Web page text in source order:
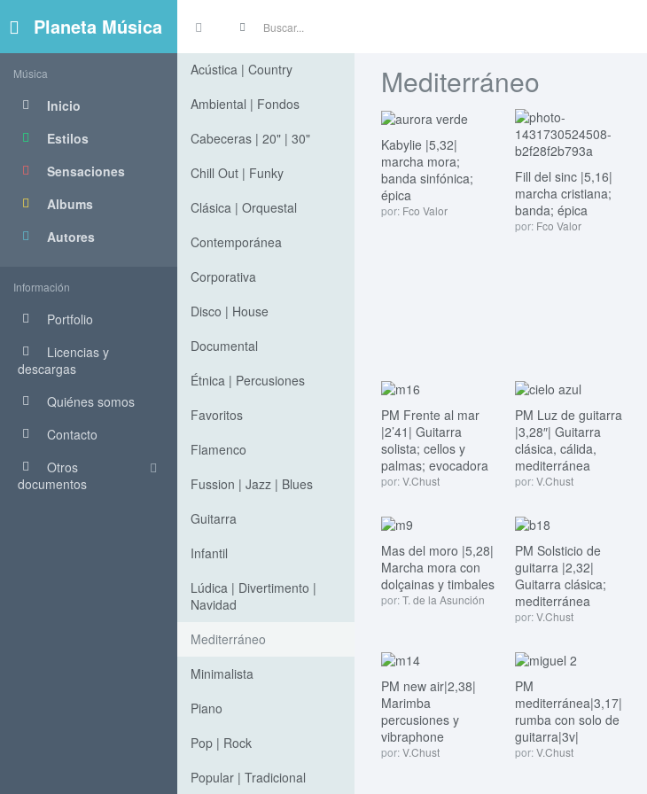
Planeta Música
Música
Inicio
Estilos
Sensaciones
Albums
Autores
Información
Portfolio
Licencias y
descargas
Quiénes somos
Contacto
Otros
documentos
Acústica | Country
Ambiental | Fondos
Cabeceras | 20" | 30"
Chill Out | Funky
Clásica | Orquestal
Contemporánea
Corporativa
Disco | House
Documental
Étnica | Percusiones
Favoritos
Flamenco
Fussion | Jazz | Blues
Guitarra
Infantil
Lúdica | Divertimento |
Navidad
Mediterráneo
Minimalista
Piano
Pop | Rock
Popular | Tradicional
Mediterráneo
Kabylie |5,32|
marcha mora;
banda sinfónica;
épica
por: Fco Valor
Fill del sinc |5,16|
marcha cristiana;
banda; épica
por: Fco Valor
PM Frente al mar
|2’41| Guitarra
solista; cellos y
palmas; evocadora
por:V.Chust
PM Luz de guitarra
|3,28″| Guitarra
clásica, cálida,
mediterránea
por:V.Chust
Mas del moro |5,28|
Marcha mora con
dolçainas y timbales
por:T. de la Asunción
PM Solsticio de
guitarra |2,32|
Guitarra clásica;
mediterránea
por:V.Chust
PM new air|2,38|
Marimba
percusiones y
vibraphone
por:V.Chust
PM
mediterránea|3,17|
rumba con solo de
guitarra|3v|
por:V.Chust